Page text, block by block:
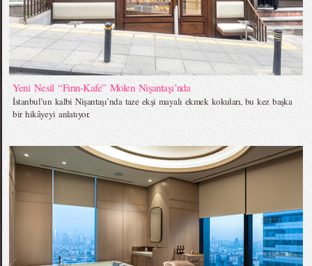
Yeni Nesil “Fırın-Kafe” Molen Nişantaşı’nda
İstanbul’un kalbi Nişantaşı’nda taze ekşi mayalı ekmek kokuları, bu kez başka
bir hikâyeyi anlatıyor.